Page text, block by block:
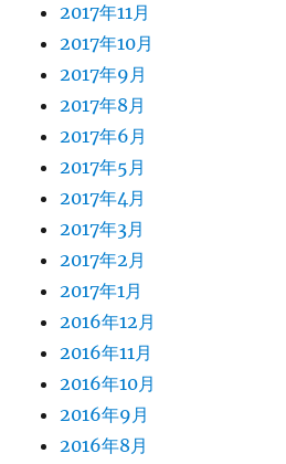
2017年11月
2017年10月
2017年9月
2017年8月
2017年6月
2017年5月
2017年4月
2017年3月
2017年2月
2017年1月
2016年12月
2016年11月
2016年10月
2016年9月
2016年8月